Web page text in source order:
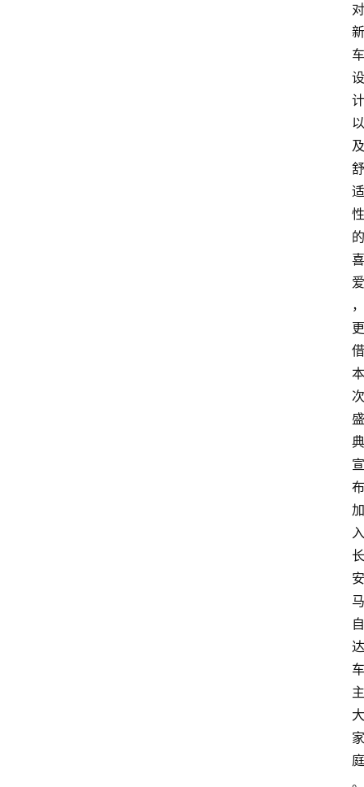
对
新
车
设
计
以
及
舒
适
性
的
喜
爱
，
更
借
本
次
盛
典
宣
布
加
入
长
安
马
自
达
车
主
大
家
庭
。